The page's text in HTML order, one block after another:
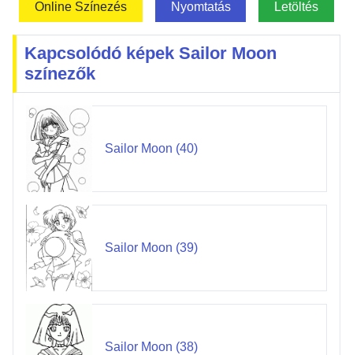
Online Színezés Nyomtatás Letöltés
Kapcsolódó képek Sailor Moon
színezők
Sailor Moon (40)
Sailor Moon (39)
Sailor Moon (38)